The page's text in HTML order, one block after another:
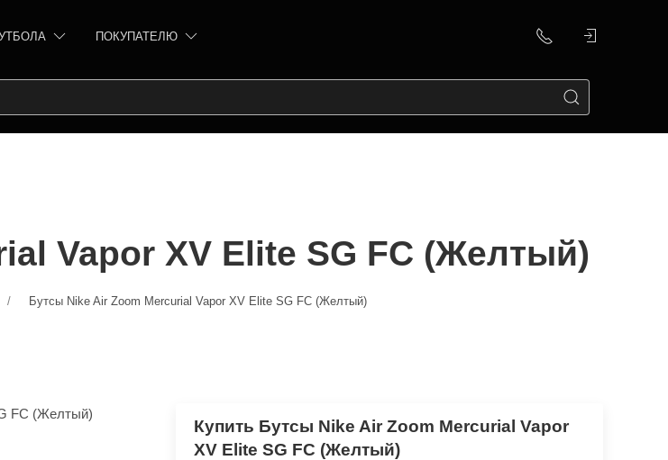
ПОКУПАТЕЛЮ
Vapor XV Elite SG FC (Желтый)
Бутсы Nike Air Zoom Mercurial Vapor XV Elite SG FC (Желтый)
Купить Бутсы Nike Air Zoom Mercurial Vapor
XV Elite SG FC (Желтый)